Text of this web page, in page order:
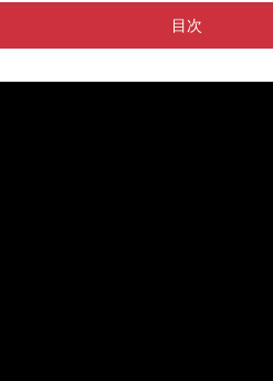
目次
ー ひとり暮らしを始めてからの基準は